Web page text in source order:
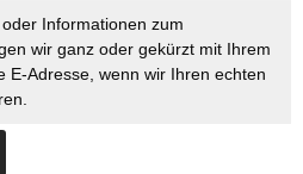
Informationen zum
wir ganz oder gekürzt mit Ihrem
E-Adresse, wenn wir Ihren echten